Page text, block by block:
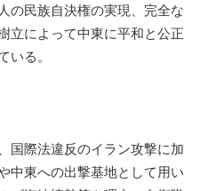
の民族自決権の実現、完全な
立によって中東に平和と公正
いる。
国際法違反のイラン攻撃に加
中東への出撃基地として用い